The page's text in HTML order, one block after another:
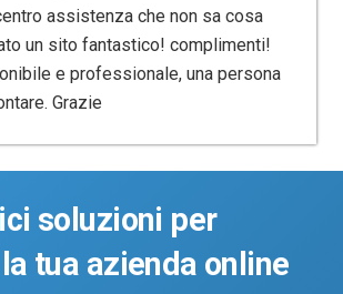
assistenza che non sa cosa
un sito fantastico! complimenti!
e professionale, una persona
Grazie
soluzioni per
tua azienda online